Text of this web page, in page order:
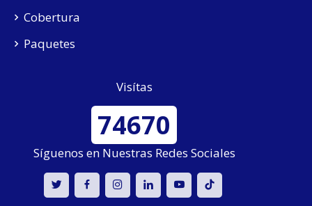
Cobertura
Paquetes
Visítas
74670
Síguenos en Nuestras Redes Sociales